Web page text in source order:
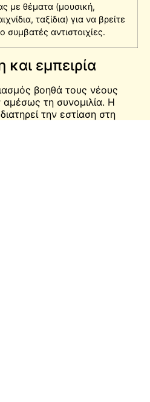
με θέματα (μουσική,
ταξίδια) για να βρείτε
συμβατές αντιστοιχίες.
εμπειρία
βοηθά τους νέους
τη συνομιλία. Η
την εστίαση στη